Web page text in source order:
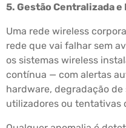
5. Gestão Centralizada
Uma rede wireless
rede que vai falhar sem
os sistemas wireless
contínua — com alertas
hardware, degradação
utilizadores ou tentativas